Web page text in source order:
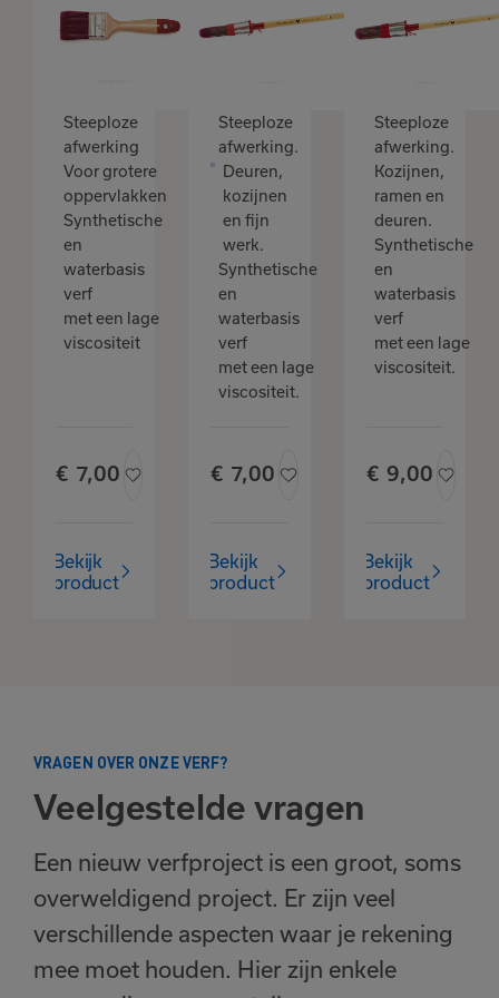
relatieve luchtvochtigheid tijdens de behandeling en het
Purple 1,5"
Steeploze
afwerking
Voor grotere
oppervlakken
Synthetische
en
waterbasis
verf
met een lage
viscositeit
€ 7,00
Bekijk
product
kwast
Purple 10
Steeploze
afwerking.
Deuren,
kozijnen
en fijn
werk.
Synthetische
en
waterbasis
verf
met een lage
viscositeit.
€ 7,00
Bekijk
product
Steeploze
afwerking.
Kozijnen,
ramen en
deuren.
Synthetische
en
waterbasis
verf
met een lage
viscositeit.
€ 9,00
Bekijk
product
VRAGEN OVER ONZE VERF?
Veelgestelde vragen
Een nieuw verfproject is een groot, soms
overweldigend project. Er zijn veel
verschillende aspecten waar je rekening
mee moet houden. Hier zijn enkele